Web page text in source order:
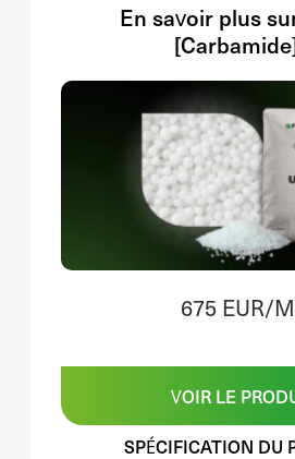
En savoir plus
675 EUR/
VOIR LE
SPÉCIFICATION DU